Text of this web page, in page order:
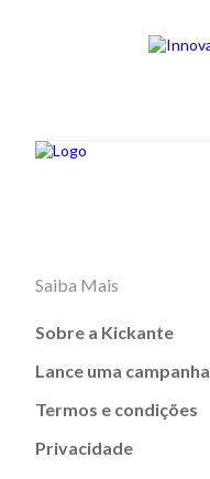
Saiba Mais
Sobre a Kickante
Lance uma campanha
Termos e condições
Privacidade